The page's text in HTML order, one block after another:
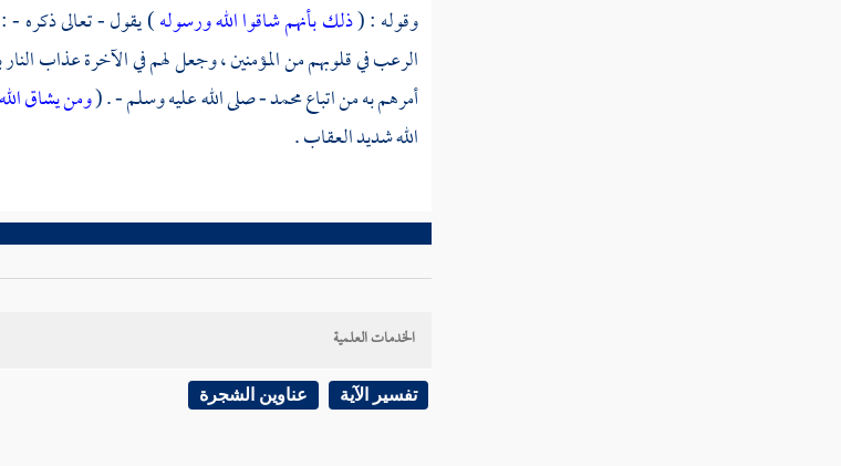
وقوله : (ذلك بأنهم شاقوا الله ورسوله) يقول - تعالى ذكره -
الرعب في قلوبهم من المؤمنين ، وجعل لهم في الآخرة عذاب النار
أمرهم به من اتباعمحمد- صلى الله عليه وسلم - . (ومن يشاق
الله شديد العقاب .
الخدمات العلمية
تفسير الآية عناوين الشجرة